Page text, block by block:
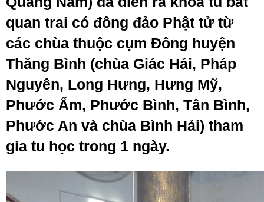
quan trai có đông đảo Phật tử từ
các chùa thuộc cụm Đông huyện
Thăng Bình (chùa Giác Hải, Pháp
Nguyên, Long Hưng, Hưng Mỹ,
Phước Ấm, Phước Bình, Tân Bình,
Phước An và chùa Bình Hải) tham
gia tu học trong 1 ngày.